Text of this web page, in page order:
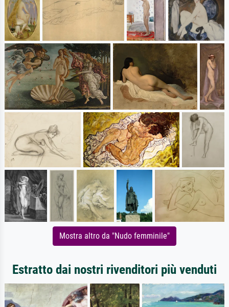
Mostra altro da "Nudo femminile"
Estratto dai nostri rivenditori più venduti